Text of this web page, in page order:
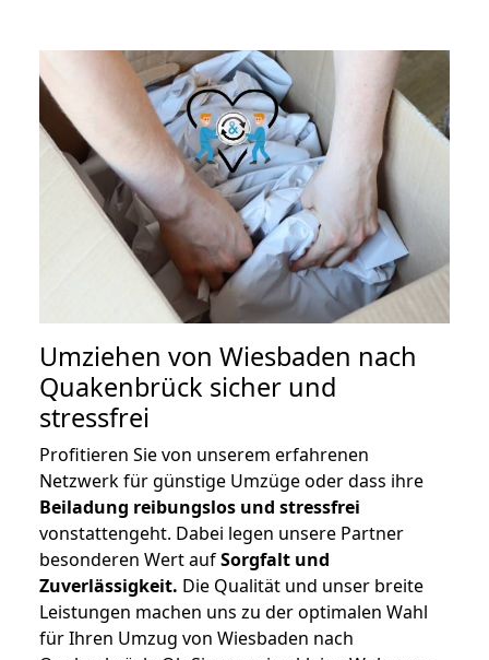
Umziehen von Wiesbaden nach
Quakenbrück sicher und
stressfrei
Profitieren Sie von unserem erfahrenen
Netzwerk für günstige Umzüge oder dass ihre
Beiladung reibungslos und stressfrei
vonstattengeht. Dabei legen unsere Partner
besonderen Wert aufSorgfalt und
Zuverlässigkeit. Die Qualität und unser breite
Leistungen machen uns zu der optimalen Wahl
für Ihren Umzug von Wiesbaden nach